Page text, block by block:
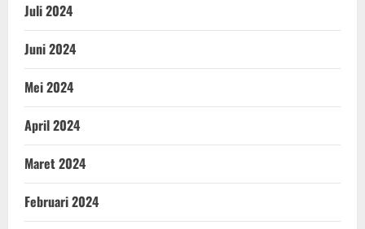
Juli 2024
Juni 2024
Mei 2024
April 2024
Maret 2024
Februari 2024